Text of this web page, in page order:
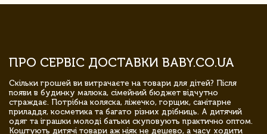
ПРО СЕРВІС ДОСТАВКИ BABY.CO.UA
Скільки грошей ви витрачаєте на товари для дітей? Після
появи в будинку малюка, сімейний бюджет відчутно
страждає. Потрібна коляска, ліжечко, горщик, санітарне
приладдя, косметика та багато різних дрібниць. А дитячий
одяг та іграшки молоді батьки скуповують практично оптом.
Коштують дитячі товари аж ніяк не дешево, а часу ходити